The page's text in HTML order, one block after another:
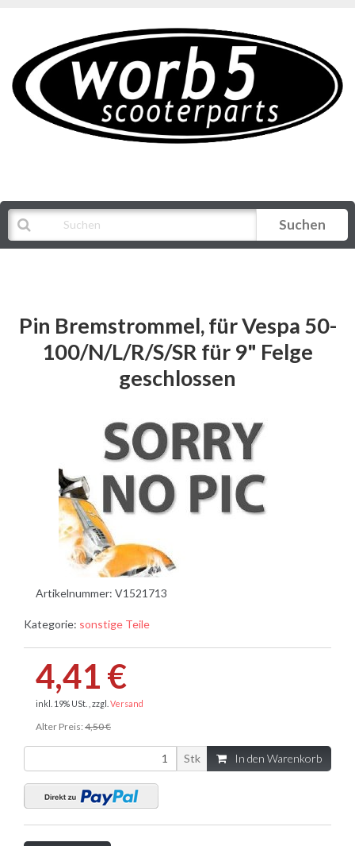
Suchen
Pin Bremstrommel, für Vespa 50-
100/N/L/R/S/SR für 9" Felge
geschlossen
Artikelnummer: V1521713
Kategorie: sonstige Teile
4,41 €
inkl. 19% USt. , zzgl. Versand
Alter Preis: 4,50 €
Stk In den Warenkorb